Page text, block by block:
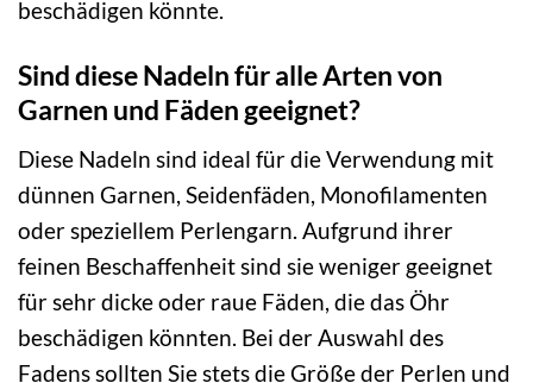
beschädigen könnte.
Sind diese Nadeln für alle Arten von
Garnen und Fäden geeignet?
Diese Nadeln sind ideal für die Verwendung mit
dünnen Garnen, Seidenfäden, Monofilamenten
oder speziellem Perlengarn. Aufgrund ihrer
feinen Beschaffenheit sind sie weniger geeignet
für sehr dicke oder raue Fäden, die das Öhr
beschädigen könnten. Bei der Auswahl des
Fadens sollten Sie stets die Größe der Perlen und